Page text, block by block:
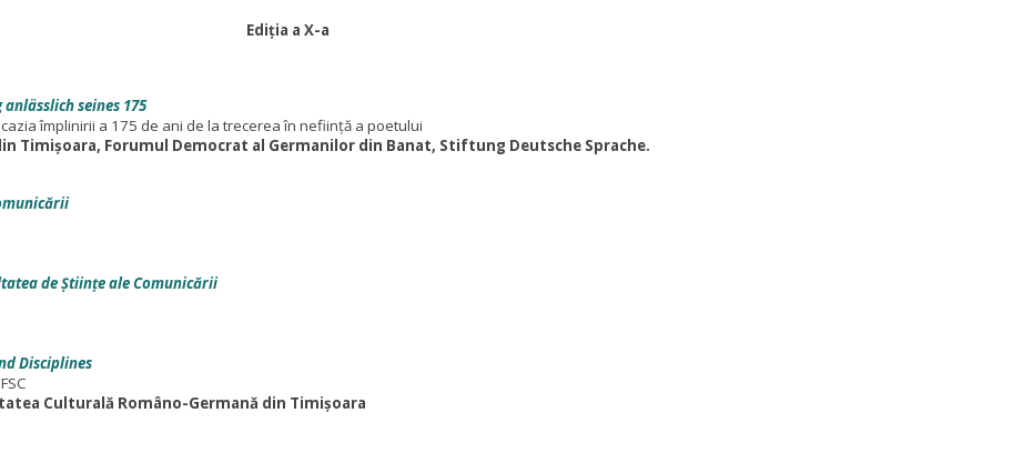
Ediția a X-a
seines 175
împlinirii a 175 de ani de la trecerea în neființă a poetului
Timișoara, Forumul Democrat al Germanilor din Banat, Stiftung Deutsche Sprache.
de Științe ale Comunicării
Disciplines
Culturală Româno-Germană din Timișoara